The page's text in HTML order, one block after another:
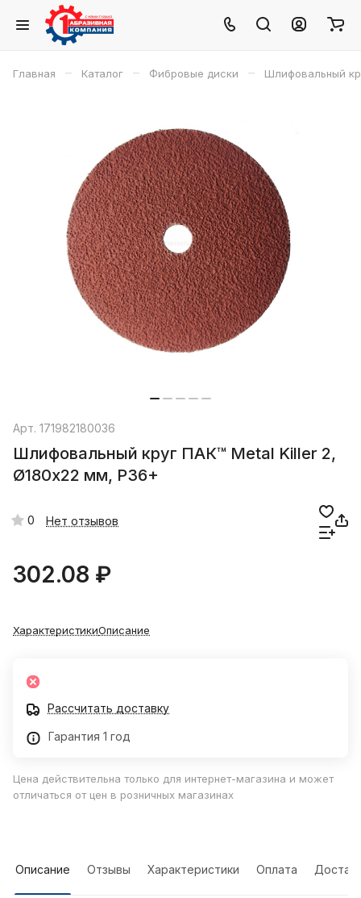
Главная – Каталог – Фибровые диски – Шлифовальный
Арт. 171982180036
Шлифовальный круг ПАК™ Metal Killer 2,
Ø180х22 мм, P36+
0 Нет отзывов
302.08 ₽
ХарактеристикиОписание
Рассчитать доставку
Гарантия 1 год
Цена действительна только для интернет-магазина и может
отличаться от цен в розничных магазинах
Описание Отзывы Характеристики Оплата